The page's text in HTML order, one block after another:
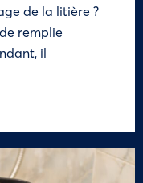
de la litière ?
remplie
il